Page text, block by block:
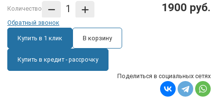
Количество 1900 руб.
Обратный звонок
Купить в 1 клик В корзину
Купить в кредит - рассрочку
Поделиться в социальных сетях